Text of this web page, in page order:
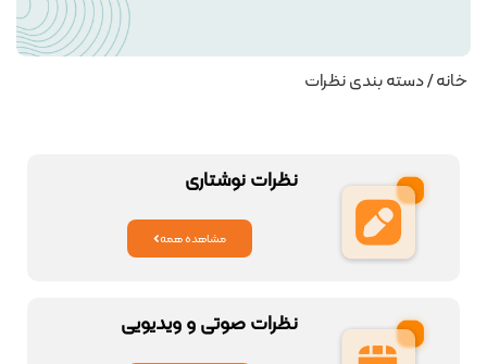
خانه/ دسته بندی نظرات
نظرات نوشتاری
مشاهده همه
نظرات صوتی و ویدیویی